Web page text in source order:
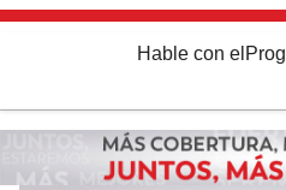
Hable con el